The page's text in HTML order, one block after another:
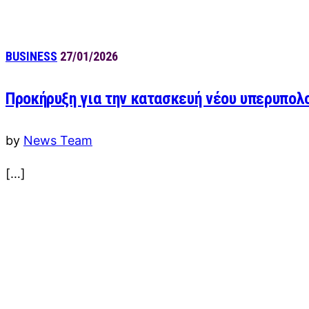
BUSINESS 27/01/2026
Προκήρυξη για την κατασκευή νέου
by News Team
[…]